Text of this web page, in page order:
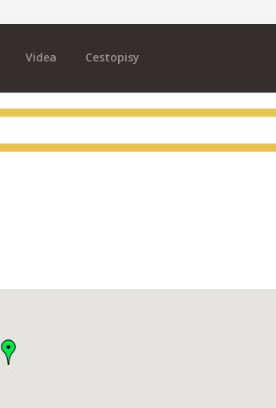
Videa Cestopisy